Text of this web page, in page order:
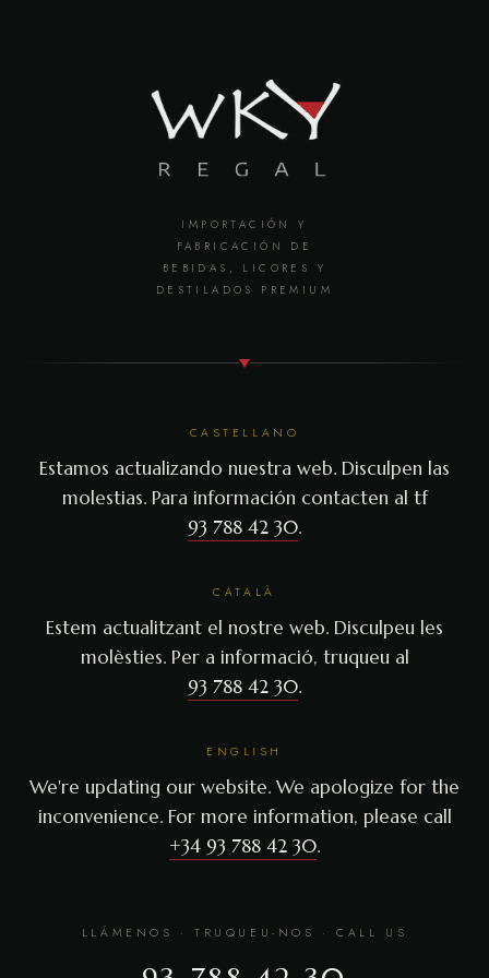
IMPORTACIÓN Y
FABRICACIÓN DE
BEBIDAS, LICORES Y
DESTILADOS PREMIUM
CASTELLANO
Estamos actualizando nuestra web. Disculpen las
molestias. Para información contacten al tf
93 788 42 30.
CATALÀ
Estem actualitzant el nostre web. Disculpeu les
molèsties. Per a informació, truqueu al
93 788 42 30.
ENGLISH
We're updating our website. We apologize for the
inconvenience. For more information, please call
+34 93 788 42 30.
LLÁMENOS · TRUQUEU-NOS · CALL US